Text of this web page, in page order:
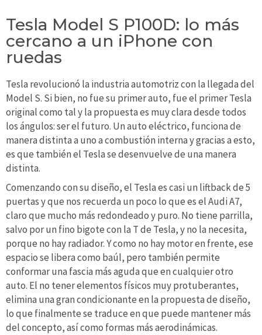
Tesla Model S P100D: lo más
cercano a un iPhone con
ruedas
Tesla revolucionó la industria automotriz con la llegada del
Model S. Si bien, no fue su primer auto, fue el primer Tesla
original como tal y la propuesta es muy clara desde todos
los ángulos: ser el futuro. Un auto eléctrico, funciona de
manera distinta a uno a combustión interna y gracias a esto,
es que también el Tesla se desenvuelve de una manera
distinta.
Comenzando con su diseño, el Tesla es casi un liftback de 5
puertas y que nos recuerda un poco lo que es el Audi A7,
claro que mucho más redondeado y puro. No tiene parrilla,
salvo por un fino bigote con la T de Tesla, y no la necesita,
porque no hay radiador. Y como no hay motor en frente, ese
espacio se libera como baúl, pero también permite
conformar una fascia más aguda que en cualquier otro
auto. El no tener elementos físicos muy protuberantes,
elimina una gran condicionante en la propuesta de diseño,
lo que finalmente se traduce en que puede mantener más
del concepto, así como formas más aerodinámicas.